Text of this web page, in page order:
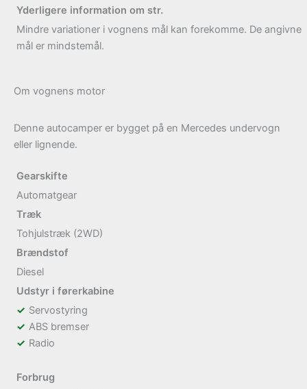
Yderligere information om str.
Mindre variationer i vognens mål kan forekomme. De angivne
mål er mindstemål.
Om vognens motor
Denne autocamper er bygget på en Mercedes undervogn
eller lignende.
Gearskifte
Automatgear
Træk
Tohjulstræk (2WD)
Brændstof
Diesel
Udstyr i førerkabine
Servostyring
ABS bremser
Radio
Forbrug